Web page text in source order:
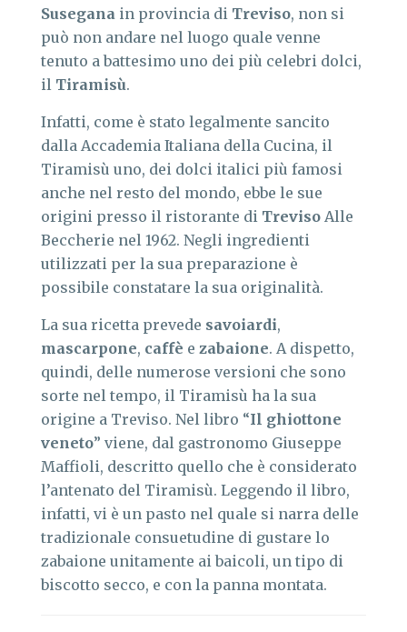
Susegana in provincia di Treviso, non si
può non andare nel luogo quale venne
tenuto a battesimo uno dei più celebri dolci,
il Tiramisù.
Infatti, come è stato legalmente sancito
dalla Accademia Italiana della Cucina, il
Tiramisù uno, dei dolci italici più famosi
anche nel resto del mondo, ebbe le sue
origini presso il ristorante di Treviso Alle
Beccherie nel 1962. Negli ingredienti
utilizzati per la sua preparazione è
possibile constatare la sua originalità.
La sua ricetta prevede savoiardi,
mascarpone, caffè e zabaione. A dispetto,
quindi, delle numerose versioni che sono
sorte nel tempo, il Tiramisù ha la sua
origine a Treviso. Nel libro “Il ghiottone
veneto” viene, dal gastronomo Giuseppe
Maffioli, descritto quello che è considerato
l’antenato del Tiramisù. Leggendo il libro,
infatti, vi è un pasto nel quale si narra delle
tradizionale consuetudine di gustare lo
zabaione unitamente ai baicoli, un tipo di
biscotto secco, e con la panna montata.